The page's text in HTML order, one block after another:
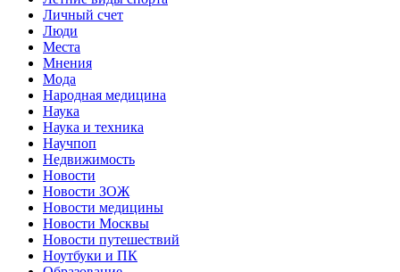
Личный счет
Люди
Места
Мнения
Мода
Народная медицина
Наука
Наука и техника
Научпоп
Недвижимость
Новости
Новости ЗОЖ
Новости медицины
Новости Москвы
Новости путешествий
Ноутбуки и ПК